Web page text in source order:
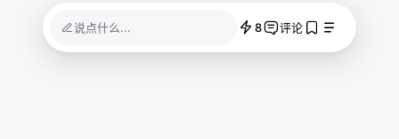
说点什么... 8 评论